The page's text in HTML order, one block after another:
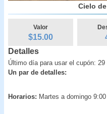
Cielo
Valor
$15.00
Detalles
Último día para usar el cupón: 29
Un par de detalles:
Horarios: Martes a domingo